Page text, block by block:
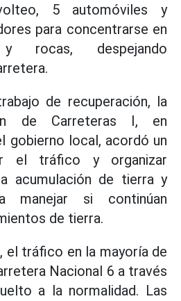
5 automóviles y
para concentrarse en
rocas, despejando
de recuperación, la
de Carreteras I, en
gobierno local, acordó un
el tráfico y organizar
acumulación de tierra y
manejar si continúan
de tierra.
el tráfico en la mayoría de
Nacional 6 a través
a la normalidad. Las